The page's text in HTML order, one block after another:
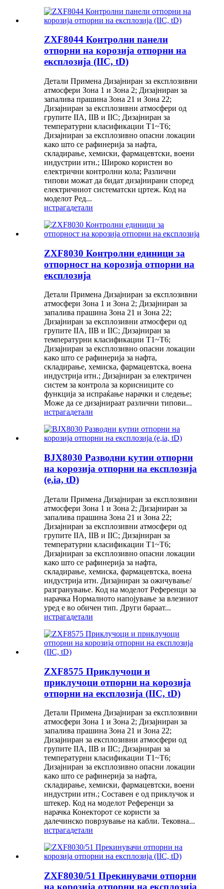
ZXF8044 Контролни панели
отпорни на корозија отпорни на
експлозија (IIC, tD)
Детали Примена Дизајниран за експлозивни
атмосфери Зона 1 и Зона 2; Дизајниран за
запалива прашина Зона 21 и Зона 22;
Дизајниран за експлозивни атмосфери од
групите IIA, IIB и IIC; Дизајниран за
температурни класификации T1~T6;
Дизајниран за експлозивно опасни локации
како што се рафинерија за нафта,
складирање, хемиски, фармацевтски, воени
индустрии итн.; Широко користен во
електрични контролни кола; Различни
типови можат да бидат дизајнирани според
електричниот систематски цртеж. Код на
моделот Ред...
истрагадетали
ZXF8030 Контролни единици за
отпорност на корозија отпорни на
експлозија
Детали Примена Дизајниран за експлозивни
атмосфери Зона 1 и Зона 2; Дизајниран за
запалива прашина Зона 21 и Зона 22;
Дизајниран за експлозивни атмосфери од
групите IIA, IIB и IIC; Дизајниран за
температурни класификации T1~T6;
Дизајниран за експлозивно опасни локации
како што се рафинерија за нафта,
складирање, хемиска, фармацевтска, воена
индустрија итн.; Дизајниран за електричен
систем за контрола за корисниците со
функција за испраќање нарачки и следење;
Може да се дизајнираат различни типови...
истрагадетали
BJX8030 Разводни кутии отпорни
на корозија отпорни на експлозија
(e,ia, tD)
Детали Примена Дизајниран за експлозивни
атмосфери Зона 1 и Зона 2; Дизајниран за
запалива прашина Зона 21 и Зона 22;
Дизајниран за експлозивни атмосфери од
групите IIA, IIB и IIC; Дизајниран за
температурни класификации T1~T6;
Дизајниран за експлозивно опасни локации
како што се рафинерија за нафта,
складирање, хемиска, фармацевтска, воена
индустрија итн. Дизајниран за ожичување/
разгранување. Код на моделот Референци за
нарачка Нормалното напојување за влезниот
уред е во обичен тип. Други бараат...
истрагадетали
ZXF8575 Приклучоци и
приклучоци отпорни на корозија
отпорни на експлозија (IIC, tD)
Детали Примена Дизајниран за експлозивни
атмосфери Зона 1 и Зона 2; Дизајниран за
запалива прашина Зона 21 и Зона 22;
Дизајниран за експлозивни атмосфери од
групите IIA, IIB и IIC; Дизајниран за
температурни класификации T1~T6;
Дизајниран за експлозивно опасни локации
како што се рафинерија за нафта,
складирање, хемиски, фармацевтски, воени
индустрии итн.; Составен е од приклучок и
штекер. Код на моделот Референци за
нарачка Конекторот се користи за
далечинско поврзување на кабли. Тековна...
истрагадетали
ZXF8030/51 Прекинувачи отпорни
на корозија отпорни на експлозија